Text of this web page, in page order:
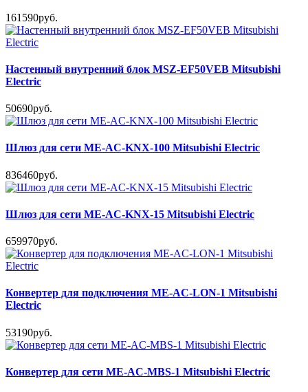
161590руб.
Настенный внутренний блок MSZ-EF50VEB Mitsubishi
Electric
50690руб.
Шлюз для сети ME-AC-KNX-100 Mitsubishi Electric
836460руб.
Шлюз для сети ME-AC-KNX-15 Mitsubishi Electric
659970руб.
Конвертер для подключения ME-AC-LON-1 Mitsubishi
Electric
53190руб.
Конвертер для сети ME-AC-MBS-1 Mitsubishi Electric